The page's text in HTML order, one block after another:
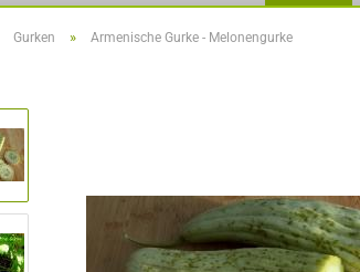
Gurken » Armenische Gurke - Melonengurke